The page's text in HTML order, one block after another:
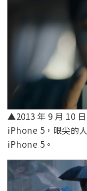
▲2013 年 9 月 10
iPhone 5，眼尖的
iPhone 5。